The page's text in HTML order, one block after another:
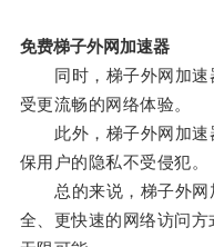
免费梯子外网加速器
同时，梯子外网加速
受更流畅的网络体验。
此外，梯子外网加速
保用户的隐私不受侵犯。
总的来说，梯子外网
全、更快速的网络访问